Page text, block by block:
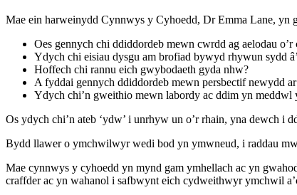
Mae ein harweinydd Cynnwys y Cyhoedd, Dr Emma Lane,
Oes gennych chi ddiddordeb mewn cwrdd ag aelodau o’r
Ydych chi eisiau dysgu am brofiad bywyd rhywun sydd
Hoffech chi rannu eich gwybodaeth gyda nhw?
A fyddai gennych ddiddordeb mewn persbectif newydd
Ydych chi’n gweithio mewn labordy ac ddim yn
Os ydych chi’n ateb ‘ydw’ i unrhyw un o’r rhain, yna dewch i
Bydd llawer o ymchwilwyr wedi bod yn ymwneud, i raddau
Mae cynnwys y cyhoedd yn mynd gam ymhellach ac yn
craffder ac yn wahanol i safbwynt eich cydweithwyr ymchwil